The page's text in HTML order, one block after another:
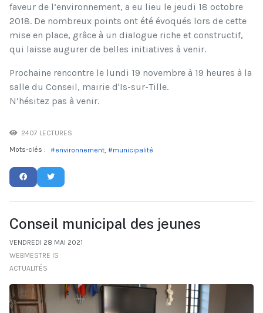
faveur de l’environnement, a eu lieu le jeudi 18 octobre
2018. De nombreux points ont été évoqués lors de cette
mise en place, grâce à un dialogue riche et constructif,
qui laisse augurer de belles initiatives à venir.
Prochaine rencontre le lundi 19 novembre à 19 heures à la
salle du Conseil, mairie d'Is-sur-Tille.
N’hésitez pas à venir.
2407 LECTURES
Mots-clés :
environnement municipalité
Conseil municipal des jeunes
VENDREDI 28 MAI 2021
WEBMESTRE IS
ACTUALITÉS